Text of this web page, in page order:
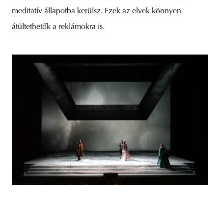
meditatív állapotba kerülsz. Ezek az elvek könnyen
átültethetők a reklámokra is.